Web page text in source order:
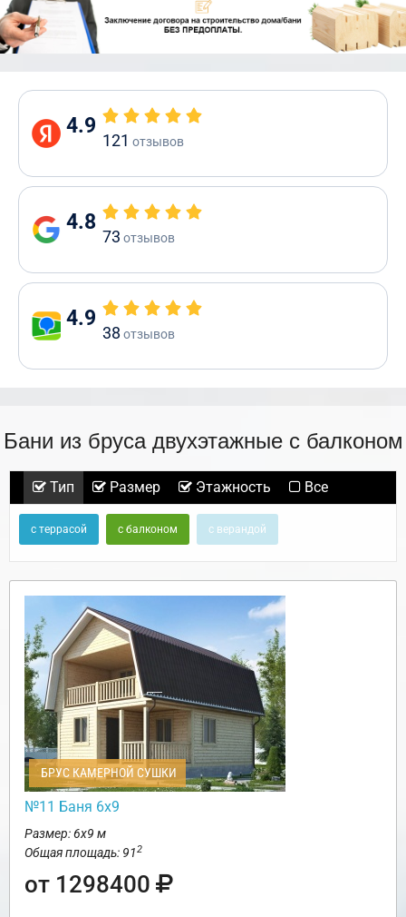
4.9
121 отзывов
4.8
73 отзывов
4.9
38 отзывов
Бани из бруса двухэтажные с балконом
Тип Размер Этажность Все
с террасой с балконом с верандой
БРУС КАМЕРНОЙ СУШКИ
№11 Баня 6х9
Размер: 6х9 м
Общая площадь: 912
от 1298400